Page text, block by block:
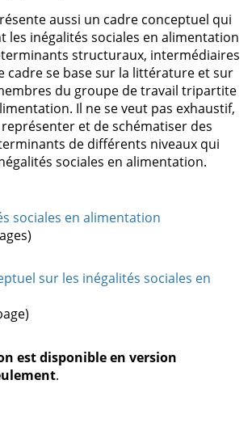
aussi un cadre conceptuel qui
les inégalités sociales en alimentation
structuraux, intermédiaires
cadre se base sur la littérature et sur
du groupe de travail tripartite
Il ne se veut pas exhaustif,
et de schématiser des
de différents niveaux qui
sociales en alimentation.
sociales en alimentation
sur les inégalités sociales en
est disponible en version
.